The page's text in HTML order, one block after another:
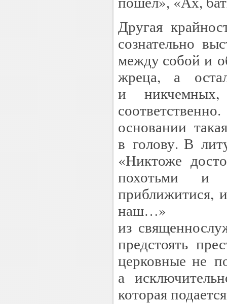
Другая
сознательно
между собой и
жреца, а
и
основании
в голову. В
«Никтоже
похотьми и
приближитися,
наш…»
из
предстоять
церковные не
а
которая